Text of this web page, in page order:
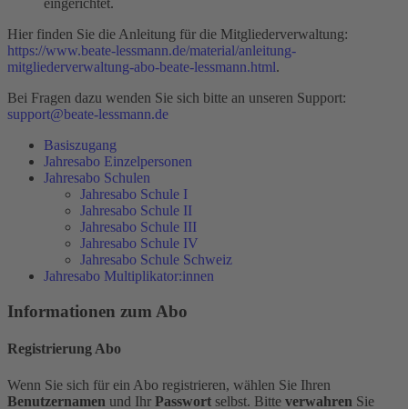
eingerichtet.
Hier finden Sie die Anleitung für die Mitgliederverwaltung:
https://www.beate-lessmann.de/material/anleitung-
mitgliederverwaltung-abo-beate-lessmann.html.
Bei Fragen dazu wenden Sie sich bitte an unseren Support:
support@beate-lessmann.de
Basiszugang
Jahresabo Einzelpersonen
Jahresabo Schulen
Jahresabo Schule I
Jahresabo Schule II
Jahresabo Schule III
Jahresabo Schule IV
Jahresabo Schule Schweiz
Jahresabo Multiplikator:innen
Informationen zum Abo
Registrierung Abo
Wenn Sie sich für ein Abo registrieren, wählen Sie Ihren
Benutzernamen und Ihr Passwort selbst. Bitte verwahren Sie